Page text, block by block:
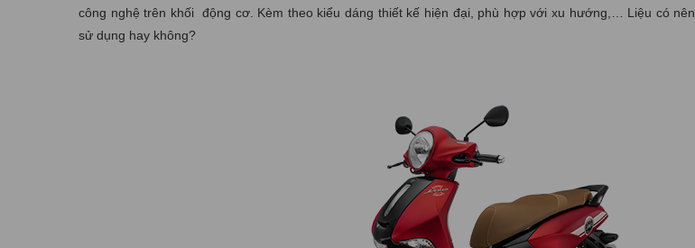
công nghệ trên khối động cơ. Kèm theo kiểu dáng thiết kế hiện đại, phù hợp với xu hướng,… Liệu có nên
sử dụng hay không?